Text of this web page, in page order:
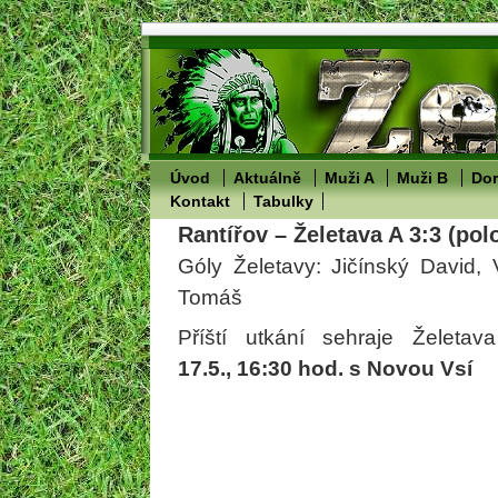
Úvod Aktuálně Muži A Muži B
Kontakt
Tabulky
Rantířov – Želetava A 3:3
Góly Želetavy: Jičínský David,
Tomáš
Příští utkání sehraje
17.5., 16:30 hod. s Novou Vsí